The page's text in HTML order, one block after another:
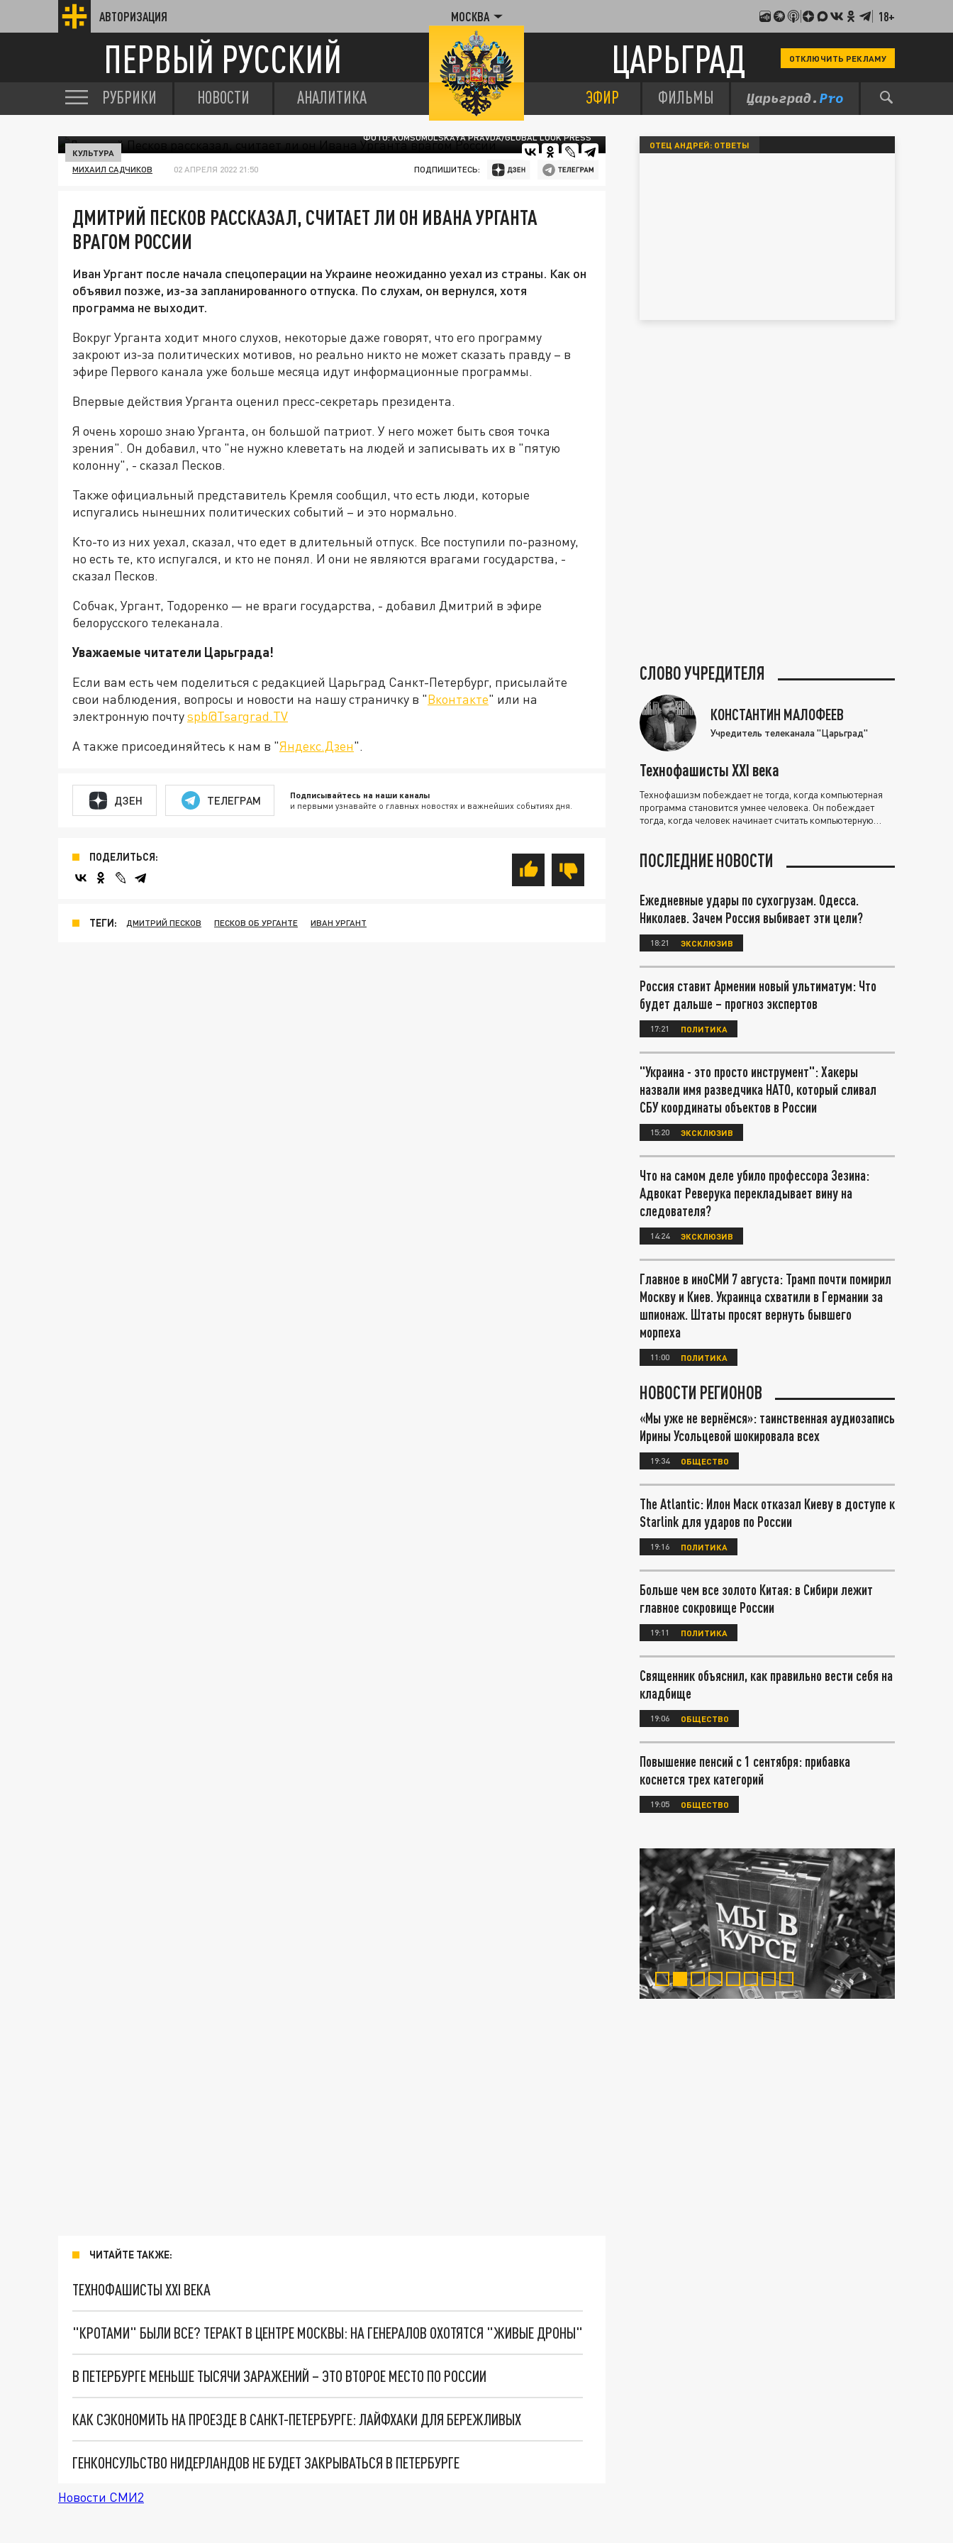
АВТОРИЗАЦИЯ МОСКВА 18+
ПЕРВЫЙ РУССКИЙ ЦАРЬГРАД ОТКЛЮЧИТЬ РЕКЛАМУ
РУБРИКИ НОВОСТИ АНАЛИТИКА ЭФИР ФИЛЬМЫ
ФОТО: KOMSOMOLSKAYA PRAVDA/GLOBAL LOOK PRESS
КУЛЬТУРА
МИХАИЛ САДЧИКОВ 02 АПРЕЛЯ 2022 21:50 ПОДПИШИТЕСЬ:
ДМИТРИЙ ПЕСКОВ РАССКАЗАЛ, СЧИТАЕТ ЛИ ОН ИВАНА УРГАНТА
ВРАГОМ РОССИИ
Иван Ургант после начала спецоперации на Украине неожиданно уехал из страны. Как он
объявил позже, из-за запланированного отпуска. По слухам, он вернулся, хотя
программа не выходит.
Вокруг Урганта ходит много слухов, некоторые даже говорят, что его программу
закроют из-за политических мотивов, но реально никто не может сказать правду – в
эфире Первого канала уже больше месяца идут информационные программы.
Впервые действия Урганта оценил пресс-секретарь президента.
Я очень хорошо знаю Урганта, он большой патриот. У него может быть своя точка
зрения". Он добавил, что "не нужно клеветать на людей и записывать их в "пятую
колонну", - сказал Песков.
Также официальный представитель Кремля сообщил, что есть люди, которые
испугались нынешних политических событий – и это нормально.
Кто-то из них уехал, сказал, что едет в длительный отпуск. Все поступили по-разному,
но есть те, кто испугался, и кто не понял. И они не являются врагами государства, -
сказал Песков.
Собчак, Ургант, Тодоренко — не враги государства, - добавил Дмитрий в эфире
белорусского телеканала.
Уважаемые читатели Царьграда!
Если вам есть чем поделиться с редакцией Царьград Санкт-Петербург, присылайте
свои наблюдения, вопросы и новости на нашу страничку в "Вконтакте" или на
электронную почтуspb@Tsargrad.TV
А также присоединяйтесь к нам в "Яндекс.Дзен".
ДЗЕН ТЕЛЕГРАМ Подписывайтесь на наши каналы
и первыми узнавайте о главных новостях и важнейших событиях дня.
ПОДЕЛИТЬСЯ:
ТЕГИ: ДМИТРИЙ ПЕСКОВ ПЕСКОВ ОБ УРГАНТЕ ИВАН УРГАНТ
ЧИТАЙТЕ ТАКЖЕ:
ТЕХНОФАШИСТЫ XXI ВЕКА
"КРОТАМИ" БЫЛИ ВСЕ? ТЕРАКТ В ЦЕНТРЕ МОСКВЫ: НА ГЕНЕРАЛОВ ОХОТЯТСЯ "ЖИВЫЕ ДРОНЫ"
В ПЕТЕРБУРГЕ МЕНЬШЕ ТЫСЯЧИ ЗАРАЖЕНИЙ – ЭТО ВТОРОЕ МЕСТО ПО РОССИИ
КАК СЭКОНОМИТЬ НА ПРОЕЗДЕ В САНКТ-ПЕТЕРБУРГЕ: ЛАЙФХАКИ ДЛЯ БЕРЕЖЛИВЫХ
ГЕНКОНСУЛЬСТВО НИДЕРЛАНДОВ НЕ БУДЕТ ЗАКРЫВАТЬСЯ В ПЕТЕРБУРГЕ
Новости СМИ2
ОТЕЦ АНДРЕЙ: ОТВЕТЫ
СЛОВО УЧРЕДИТЕЛЯ
КОНСТАНТИН МАЛОФЕЕВ
Учредитель телеканала "Царьград"
Технофашисты XXI века
Технофашизм побеждает не тогда, когда компьютерная
программа становится умнее человека. Он побеждает
тогда, когда человек начинает считать компьютерную
ПОСЛЕДНИЕ НОВОСТИ
Ежедневные удары по сухогрузам. Одесса.
Николаев. Зачем Россия выбивает эти цели?
18:21 ЭКСКЛЮЗИВ
Россия ставит Армении новый ультиматум: Что
будет дальше – прогноз экспертов
17:21 ПОЛИТИКА
"Украина - это просто инструмент": Хакеры
назвали имя разведчика НАТО, который сливал
СБУ координаты объектов в России
15:20 ЭКСКЛЮЗИВ
Что на самом деле убило профессора Зезина:
Адвокат Реверука перекладывает вину на
следователя?
14:24 ЭКСКЛЮЗИВ
Главное в иноСМИ 7 августа: Трамп почти помирил
Москву и Киев. Украинца схватили в Германии за
шпионаж. Штаты просят вернуть бывшего
морпеха
11:00 ПОЛИТИКА
НОВОСТИ РЕГИОНОВ
«Мы уже не вернёмся»: таинственная аудиозапись
Ирины Усольцевой шокировала всех
19:34 ОБЩЕСТВО
The Atlantic: Илон Маск отказал Киеву в доступе к
Starlink для ударов по России
19:16 ПОЛИТИКА
Больше чем все золото Китая: в Сибири лежит
главное сокровище России
19:11 ПОЛИТИКА
Священник объяснил, как правильно вести себя на
кладбище
19:06 ОБЩЕСТВО
Повышение пенсий с 1 сентября: прибавка
коснется трех категорий
19:05 ОБЩЕСТВО